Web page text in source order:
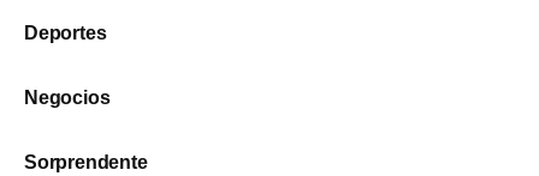
Deportes
Negocios
Sorprendente